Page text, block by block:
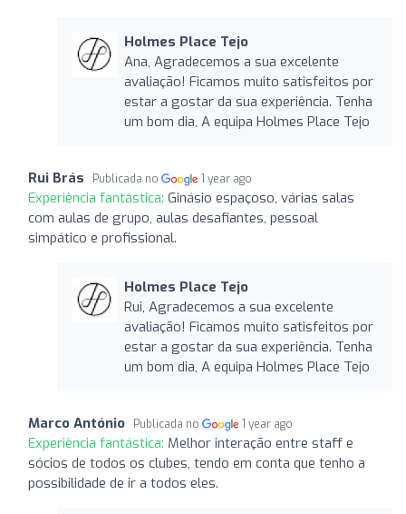
Holmes Place Tejo
Ana, Agradecemos a sua excelente
avaliação! Ficamos muito satisfeitos por
estar a gostar da sua experiência. Tenha
um bom dia, A equipa Holmes Place Tejo
Rui Brás Publicada no 1 year ago
Experiência fantástica: Ginásio espaçoso, várias salas
com aulas de grupo, aulas desafiantes, pessoal
simpático e profissional.
Holmes Place Tejo
Rui, Agradecemos a sua excelente
avaliação! Ficamos muito satisfeitos por
estar a gostar da sua experiência. Tenha
um bom dia, A equipa Holmes Place Tejo
Marco António Publicada no 1 year ago
Experiência fantástica: Melhor interação entre staff e
sócios de todos os clubes, tendo em conta que tenho a
possibilidade de ir a todos eles.